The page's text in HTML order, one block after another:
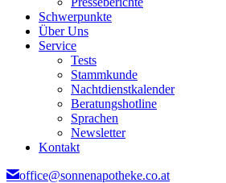
Schwerpunkte
Über Uns
Service
Tests
Stammkunde
Nachtdienstkalender
Beratungshotline
Sprachen
Newsletter
Kontakt
office@sonnenapotheke.co.at